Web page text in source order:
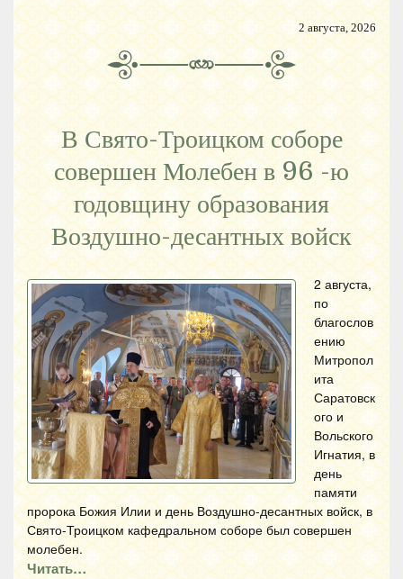
2 августа, 2026
В Свято-Троицком соборе
совершен Молебен в 96 -ю
годовщину образования
Воздушно-десантных войск
2 августа,
по
благослов
ению
Митропол
ита
Саратовск
ого и
Вольского
Игнатия, в
день
памяти
пророка Божия Илии и день Воздушно-десантных войск, в
Свято-Троицком кафедральном соборе был совершен
молебен.
Читать…